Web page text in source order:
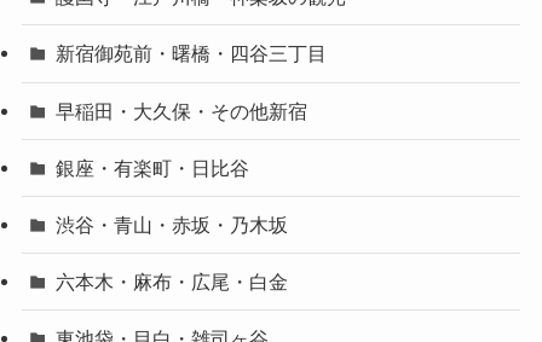
新宿御苑前・曙橋・四谷三丁目
早稲田・大久保・その他新宿
銀座・有楽町・日比谷
渋谷・青山・赤坂・乃木坂
六本木・麻布・広尾・白金